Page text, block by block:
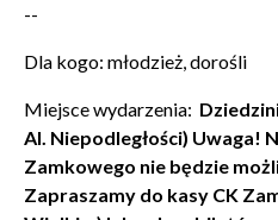
--
Dla kogo: młodzież, dorośli
Miejsce wydarzenia:
Al. Niepodległości) Uwaga!
Zamkowego nie będzie
Zapraszamy do kasy CK